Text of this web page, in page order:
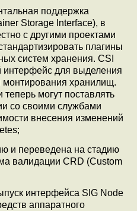
поддержка
Storage Interface), в
с другими проектами
плагины
систем хранения. CSI
интерфейс для выделения
монтирования хранилищ.
могут поставлять
со своими службами
внесения изменений
и переведена на стадию
валидации CRD (Custom
интерфейса SIG Node
аппаратного